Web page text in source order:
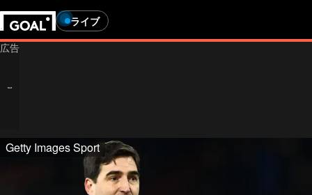
ライブ
Getty Images Sport